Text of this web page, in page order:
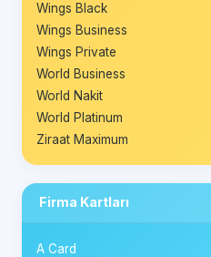
Wings Black
Wings Business
Wings Private
World Business
World Nakit
World Platinum
Ziraat Maximum
Firma Kartları
A Card